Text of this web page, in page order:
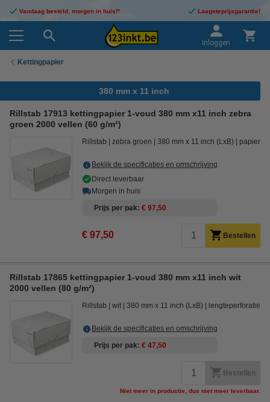
Vandaag besteld, morgen in huis!* Laagsteprijsgarantie!
Inloggen
Kettingpapier
380 mm x 11 inch
Rillstab 17913 kettingpapier 1-voud 380 mm x11 inch zebra
groen 2000 vellen (60 g/m²)
Rillstab zebra groen 380 mm x 11 inch (LxB) papier
Bekijk de specificaties en omschrijving
Direct leverbaar
Morgen in huis
Prijs per pak € 97,50
€ 97,50 Bestellen
Rillstab 17865 kettingpapier 1-voud 380 mm x11 inch wit
2000 vellen (80 g/m²)
Rillstab wit 380 mm x 11 inch (LxB) lengteperforatie
Bekijk de specificaties en omschrijving
Prijs per pak € 47,50
Bestellen
Niet meer in productie, dus niet meer leverbaar.